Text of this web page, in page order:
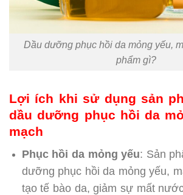
Dầu dưỡng phục hồi da mỏng yếu,
phẩm gì?
Lợi ích khi sử dụng sản
dầu dưỡng phục hồi da
mạch
Phục hồi da mỏng yếu: Sản
dưỡng phục hồi da mỏng yếu,
tạo tế bào da, giảm sự mất